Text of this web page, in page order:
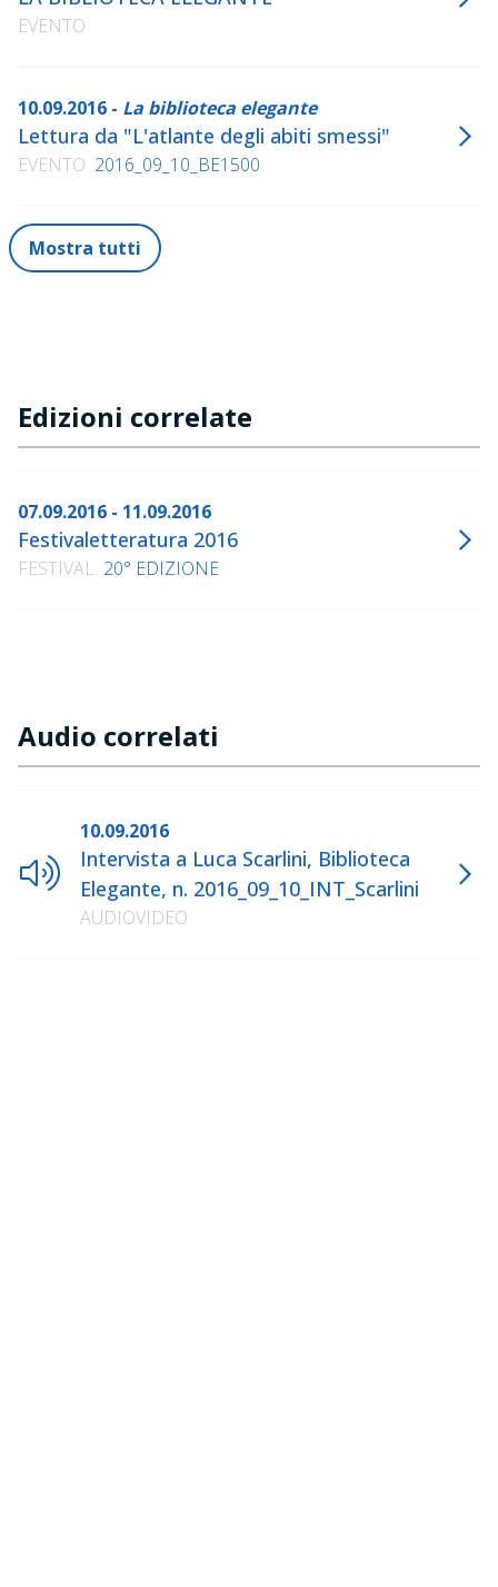
EVENTO
10.09.2016 - La biblioteca elegante
Lettura da "L'atlante degli abiti smessi"
EVENTO 2016_09_10_BE1500
Mostra tutti
Edizioni correlate
07.09.2016 - 11.09.2016
Festivaletteratura 2016
FESTIVAL 20° EDIZIONE
Audio correlati
10.09.2016
Intervista a Luca Scarlini, Biblioteca
Elegante, n. 2016_09_10_INT_Scarlini
AUDIOVIDEO